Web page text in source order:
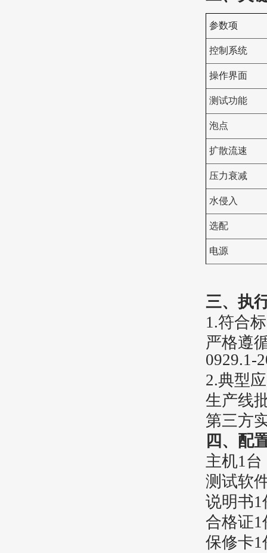
参数项
控制系统
操作界面
测试功能
泡点
扩散流速
压力衰减
水侵入
选配
电源
‌三、执
1.符合
严格遵
0929.1-
2.典型
生产线
第三方
四、配
主机1台
测试软
说明书1
合格证1
保修卡1